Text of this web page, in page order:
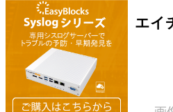
エイ